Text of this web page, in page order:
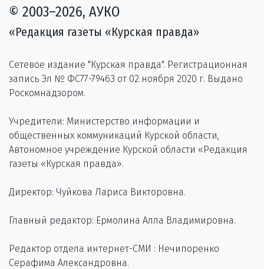
© 2003–2026, АУКО
«Редакция газеты «Курская правда»
Сетевое издание "Курская правда". Регистрационная
запись Эл № ФС77-79463 от 02 ноября 2020 г. Выдано
Роскомнадзором.
Учредители: Министерство информации и
общественных коммуникаций Курской области,
Автономное учреждение Курской области «Редакция
газеты «Курская правда».
Директор: Чуйкова Лариса Викторовна.
Главный редактор: Ермолина Алла Владимировна.
Редактор отдела интернет-СМИ : Нечипоренко
Серафима Александровна.